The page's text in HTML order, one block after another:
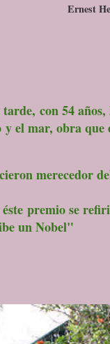
Ernest
con 54
el mar, obra
merecedor
premio se
un Nobel"